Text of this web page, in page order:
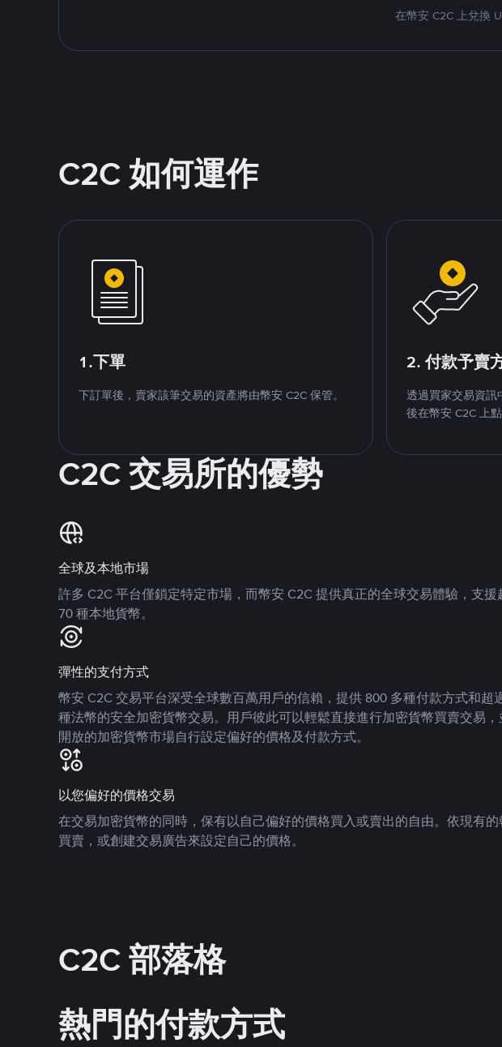
在幣安 C2C 上兌換
C2C 如何運作
1.下單
下訂單後，賣家該筆交易的資產將由幣安 C2C 保管。
2. 付款予賣
透過買家交易資訊
後在幣安 C2C 上
C2C 交易所的優勢
全球及本地市場
許多 C2C 平台僅鎖定特定市場，而幣安 C2C 提供真正的全球交易體驗，支援
70 種本地貨幣。
彈性的支付方式
幣安 C2C 交易平台深受全球數百萬用戶的信賴，提供 800 多種付款方式和超
種法幣的安全加密貨幣交易。用戶彼此可以輕鬆直接進行加密貨幣買賣交易，
開放的加密貨幣市場自行設定偏好的價格及付款方式。
以您偏好的價格交易
在交易加密貨幣的同時，保有以自己偏好的價格買入或賣出的自由。依現有的
買賣，或創建交易廣告來設定自己的價格。
C2C 部落格
熱門的付款方式